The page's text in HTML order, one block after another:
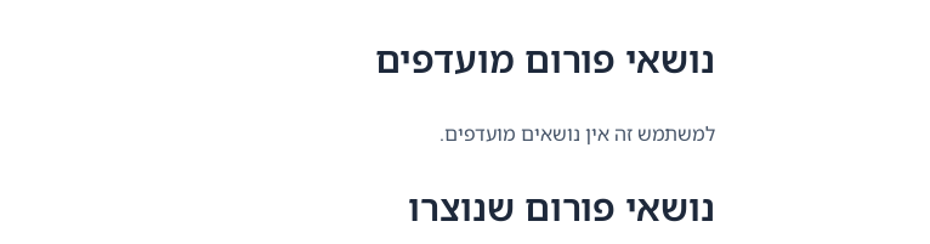
נושאי פורום מועדפים
למשתמש זה אין נושאים מועדפים.
נושאי פורום שנוצרו